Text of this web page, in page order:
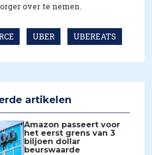
over te nemen.
UBER UBEREATS
artikelen
Amazon passeert voor
het eerst grens van 3
biljoen dollar
beurswaarde